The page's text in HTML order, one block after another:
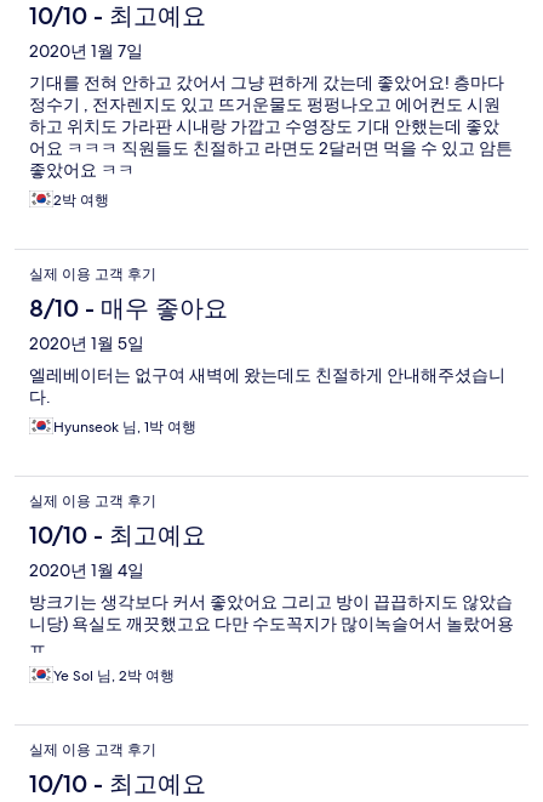
10/10 - 최고예요
2020년 1월 7일
기대를 전혀 안하고 갔어서 그냥 편하게 갔는데 좋았어요! 층마다
정수기 , 전자렌지도 있고 뜨거운물도 펑펑나오고 에어컨도 시원
하고 위치도 가라판 시내랑 가깝고 수영장도 기대 안했는데 좋았
어요 ㅋㅋㅋ 직원들도 친절하고 라면도 2달러면 먹을 수 있고 암튼
좋았어요 ㅋㅋ
2박 여행
실제 이용 고객 후기
8/10 - 매우 좋아요
2020년 1월 5일
엘레베이터는 없구여 새벽에 왔는데도 친절하게 안내해주셨습니
다.
Hyunseok 님, 1박 여행
실제 이용 고객 후기
10/10 - 최고예요
2020년 1월 4일
방크기는 생각보다 커서 좋았어요 그리고 방이 끕끕하지도 않았습
니당) 욕실도 깨끗했고요 다만 수도꼭지가 많이녹슬어서 놀랐어용
ㅠ
Ye Sol 님, 2박 여행
실제 이용 고객 후기
10/10 - 최고예요